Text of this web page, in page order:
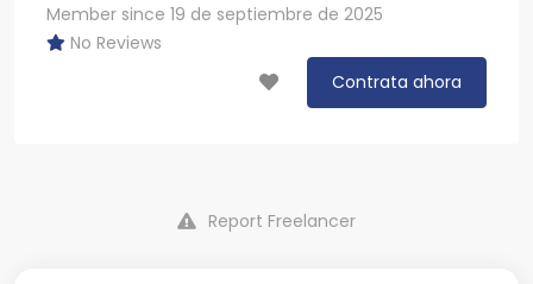
Member since 19 de septiembre de 2025
No Reviews
Contrata ahora
Report Freelancer